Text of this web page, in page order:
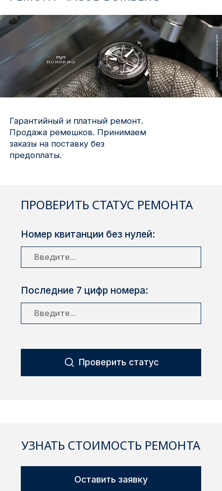
Ижевск
Архангельск
Иркутск
Владивосток
Казань
Волгоград
Кемерово
Краснодар
Красноярск
1 Мая
2717 км
2-я Смирновка
3-й Участок
4-й Участок
Гарантийный и платный ремонт.
Продажа ремешков. Принимаем
заказы на поставку без
предоплаты.
ПРОВЕРИТЬ СТАТУС РЕМОНТА
Номер квитанции без нулей:
Последние 7 цифр номера:
Проверить статус
УЗНАТЬ СТОИМОСТЬ РЕМОНТА
Оставить заявку